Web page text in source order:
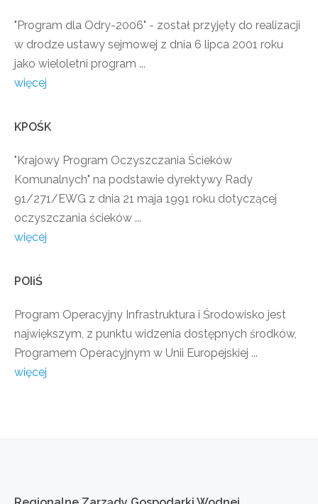
"Program dla Odry-2006" - został przyjęty do realizacji
w drodze ustawy sejmowej z dnia 6 lipca 2001 roku
jako wieloletni program ...
więcej
KPOŚK
"Krajowy Program Oczyszczania Ścieków
Komunalnych" na podstawie dyrektywy Rady
91/271/EWG z dnia 21 maja 1991 roku dotyczącej
oczyszczania ścieków ...
więcej
POIiŚ
Program Operacyjny Infrastruktura i Środowisko jest
największym, z punktu widzenia dostępnych środków,
Programem Operacyjnym w Unii Europejskiej ...
więcej